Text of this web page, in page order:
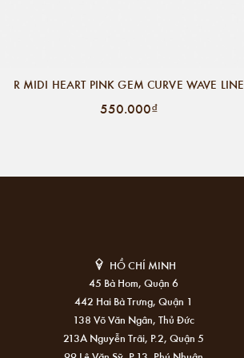
R MIDI HEART PINK GEM CURVE WAVE LINE
550.000₫
HỒ CHÍ MINH
45 Bà Hom, Quận 6
442 Hai Bà Trưng, Quận 1
138 Võ Văn Ngân, Thủ Đức
213A Nguyễn Trãi, P.2, Quận 5